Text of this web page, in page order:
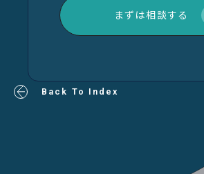
まずは相談する
Back To Index